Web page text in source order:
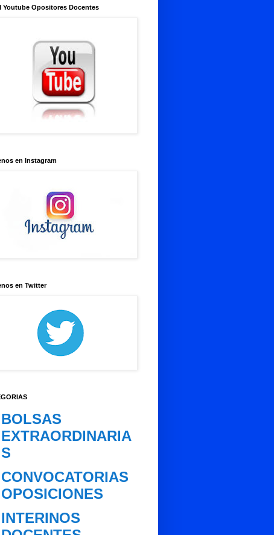
Youtube Opositores Docentes
en Instagram
en Twitter
BOLSAS
EXTRAORDINARIA
S
CONVOCATORIAS
OPOSICIONES
INTERINOS